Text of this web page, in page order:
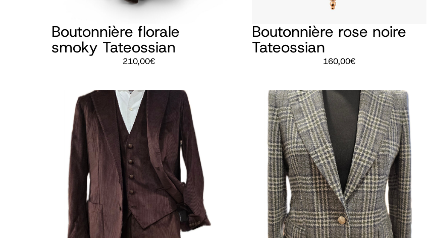
Boutonnière florale
smoky Tateossian
210,00€
Boutonnière rose noire
Tateossian
160,00€